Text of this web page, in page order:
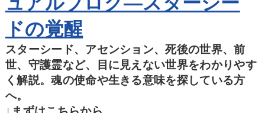
ドの覚醒
スターシード、アセンション、死後の世界、前
世、守護霊など、目に見えない世界をわかりやす
く解説。魂の使命や生きる意味を探している方
へ。